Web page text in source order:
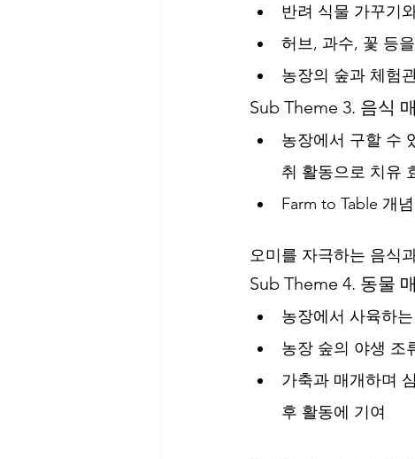
반려 식물 가꾸기
허브, 과수, 꽃 등
농장의 숲과 체험
Sub Theme 3. 음식
농장에서 구할 수
취 활동으로 치유
Farm to Table 개
오미를 자극하는 음식
Sub Theme 4. 동물
농장에서 사육하
농장 숲의 야생 조
가축과 매개하며
후 활동에 기여